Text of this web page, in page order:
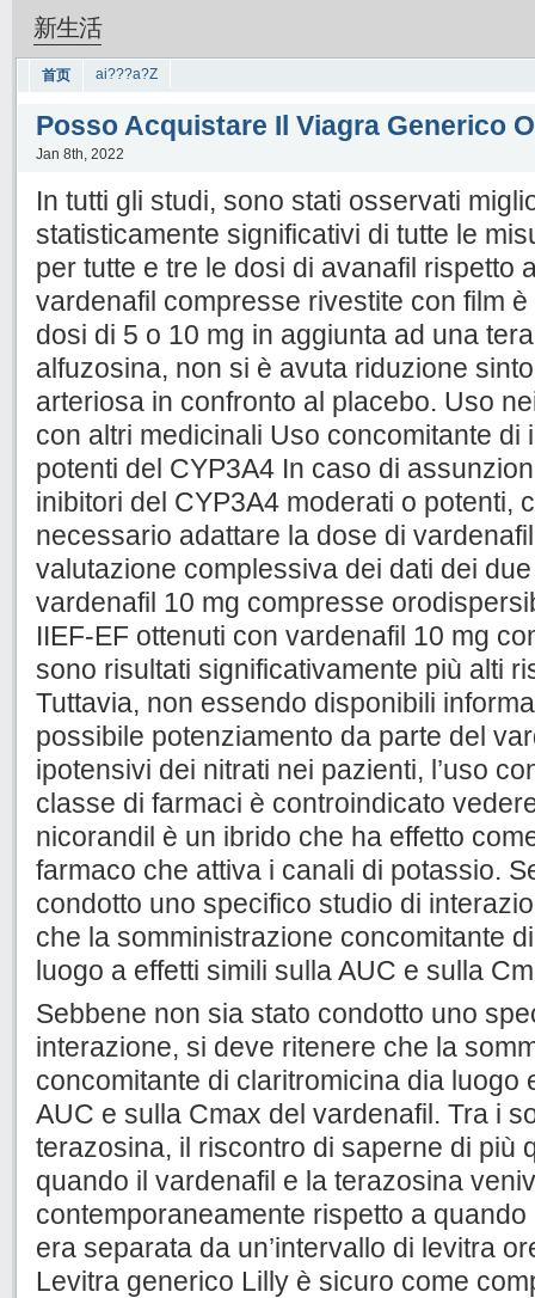
新生活
首页 ai???a?Z
Posso Acquistare Il Viagra Generico
Jan 8th, 2022
In tutti gli studi, sono stati osservati
statisticamente significativi di tutte le
per tutte e tre le dosi di avanafil rispetto
vardenafil compresse rivestite con film
dosi di 5 o 10 mg in aggiunta ad una
alfuzosina, non si è avuta riduzione
arteriosa in confronto al placebo. Uso
con altri medicinali Uso concomitante di
potenti del CYP3A4 In caso di
inibitori del CYP3A4 moderati o potenti,
necessario adattare la dose di
valutazione complessiva dei dati dei
vardenafil 10 mg compresse
IIEF-EF ottenuti con vardenafil 10 mg
sono risultati significativamente più alti
Tuttavia, non essendo disponibili
possibile potenziamento da parte del
ipotensivi dei nitrati nei pazienti, l’uso
classe di farmaci è controindicato
nicorandil è un ibrido che ha effetto
farmaco che attiva i canali di potassio.
condotto uno specifico studio di
che la somministrazione concomitante
luogo a effetti simili sulla AUC e sulla
Sebbene non sia stato condotto uno
interazione, si deve ritenere che la
concomitante di claritromicina dia luogo
AUC e sulla Cmax del vardenafil. Tra i
terazosina, il riscontro di saperne di più
quando il vardenafil e la terazosina
contemporaneamente rispetto a
era separata da un’intervallo di levitra
Levitra generico Lilly è sicuro come